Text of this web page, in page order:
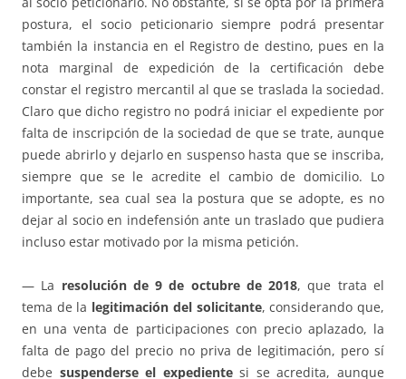
postura, el socio peticionario siempre podrá presentar
también la instancia en el Registro de destino, pues en la
nota marginal de expedición de la certificación debe
constar el registro mercantil al que se traslada la sociedad.
Claro que dicho registro no podrá iniciar el expediente por
falta de inscripción de la sociedad de que se trate, aunque
puede abrirlo y dejarlo en suspenso hasta que se inscriba,
siempre que se le acredite el cambio de domicilio. Lo
importante, sea cual sea la postura que se adopte, es no
dejar al socio en indefensión ante un traslado que pudiera
incluso estar motivado por la misma petición.
— La resolución de 9 de octubre de 2018, que trata el
tema de la legitimación del solicitante, considerando que,
en una venta de participaciones con precio aplazado, la
falta de pago del precio no priva de legitimación, pero sí
debe suspenderse el expedientesi se acredita, aunque